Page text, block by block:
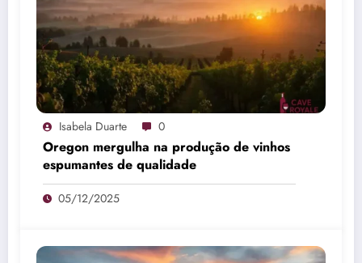
Isabela Duarte 0
Oregon mergulha na produção de vinhos
espumantes de qualidade
05/12/2025